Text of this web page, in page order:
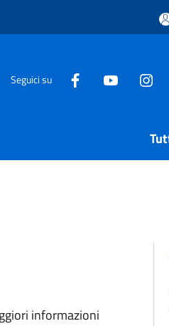
Seguici su
informazioni